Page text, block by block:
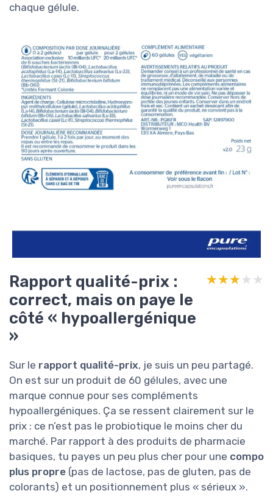
chaque gélule.
Rapport qualité-prix :
correct, mais on paye le
côté « hypoallergénique
»
★★★★★
★★★★★
Sur le rapport qualité-prix, je suis un peu partagé.
On est sur un produit de 60 gélules, avec une
marque connue pour ses compléments
hypoallergéniques. Ça se ressent clairement sur le
prix : ce n’est pas le probiotique le moins cher du
marché. Par rapport à des produits de pharmacie
basiques, tu payes un peu plus cher pour une compo
plus propre (pas de lactose, pas de gluten, pas de
colorants) et un positionnement plus « sérieux ».